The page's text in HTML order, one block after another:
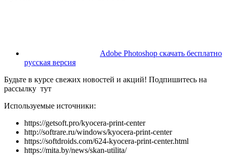
Adobe Photoshop скачать бесплатно
русская версия
Будьте в курсе свежих новостей и акций! Подпишитесь на
рассылку тут
Используемые источники:
https://getsoft.pro/kyocera-print-center
http://softrare.ru/windows/kyocera-print-center
https://softdroids.com/624-kyocera-print-center.html
https://mita.by/news/skan-utilita/